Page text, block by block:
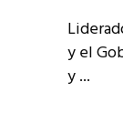
y el
y